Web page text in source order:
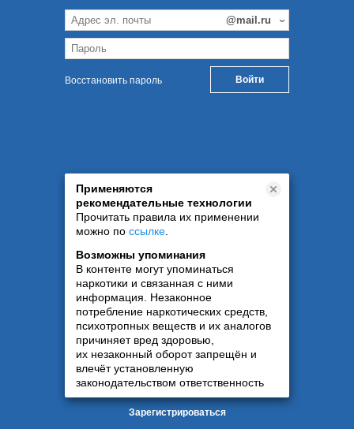
Восстановить пароль
Применяются
рекомендательные технологии
Прочитать правила их применении
можно по ссылке
Возможны упоминания
В контенте могут упоминаться
наркотики и связанная с ними
информация. Незаконное
потребление наркотических средств,
психотропных веществ и их аналогов
причиняет вред здоровью,
их незаконный оборот запрещён и
влечёт установленную
законодательством ответственность
Зарегистрироваться